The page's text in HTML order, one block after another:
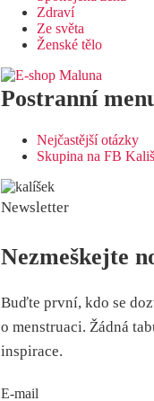
Zdraví
Ze světa
Ženské tělo
Postranní
Nejčastější otázky
Skupina na FB
Newsletter
Nezmeškejte
Buďte první, kdo se
o menstruaci. Žádná
inspirace.
E-mail